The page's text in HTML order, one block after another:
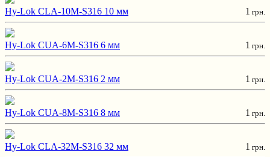
Hy-Lok CLA-10M-S316 10 мм 1 грн.
Hy-Lok CUA-6M-S316 6 мм 1 грн.
Hy-Lok CUA-2M-S316 2 мм 1 грн.
Hy-Lok CUA-8M-S316 8 мм 1 грн.
Hy-Lok CLA-32M-S316 32 мм 1 грн.